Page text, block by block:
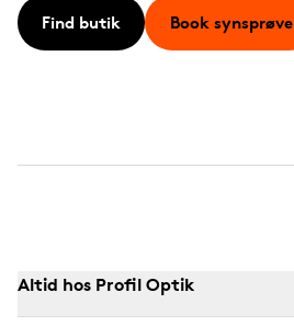
Find butik Book synsprøve
Altid hos Profil Optik